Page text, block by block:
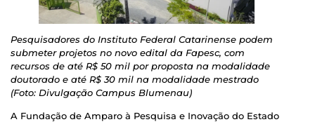
Pesquisadores do Instituto Federal Catarinense podem
submeter projetos no novo edital da Fapesc, com
recursos de até R$ 50 mil por proposta na modalidade
doutorado e até R$ 30 mil na modalidade mestrado
(Foto: Divulgação Campus Blumenau)
A Fundação de Amparo à Pesquisa e Inovação do Estado